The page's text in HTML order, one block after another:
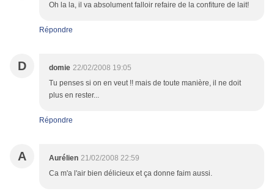
Oh la la, il va absolument falloir refaire de la confiture de lait!
Répondre
D domie 22/02/2008 19:05
Tu penses si on en veut !! mais de toute manière, il ne doit
plus en rester...
Répondre
A Aurélien 21/02/2008 22:59
Ca m'a l'air bien délicieux et ça donne faim aussi.